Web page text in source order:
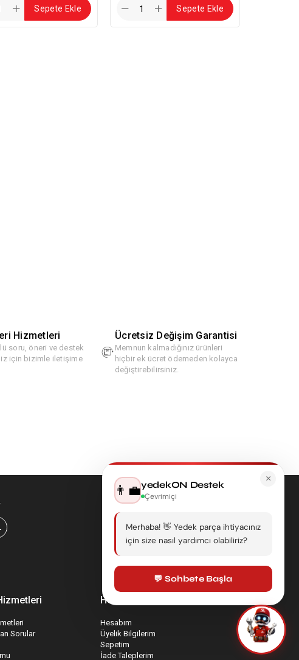
Sepete Ekle Sepete Ekle
Hizmetleri
soru, öneri ve destek
için bizimle iletişime
Ücretsiz Değişim Garantisi
Memnun kalmadığınız ürünleri
hiçbir ek ücret ödemeden kolayca
değiştirebilirsiniz.
Sorular
Hesabım
Hesabım
Üyelik Bilgilerim
Sepetim
İade Taleplerim
×
👨‍💼yedekON Destek
Çevrimiçi
Merhaba! 👋 Yedek parça ihtiyacınız
için size nasıl yardımcı olabiliriz?
💬 Sohbete Başla